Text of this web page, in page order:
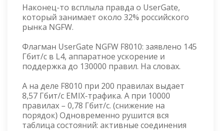
Наконец-то всплыла правда о UserGate,
который занимает около 32% российского
рынка NGFW.
Флагман UserGate NGFW F8010: заявлено 145
Гбит/с в L4, аппаратное ускорение и
поддержка до 130000 правил. На словах.
А на деле F8010 при 200 правилах выдает
8,57 Гбит/с EMIX-трафика. А при 10000
правилах – 0,78 Гбит/с. (снижение на
порядок) Одновременно рушится вся
таблица состояний: активные соединения